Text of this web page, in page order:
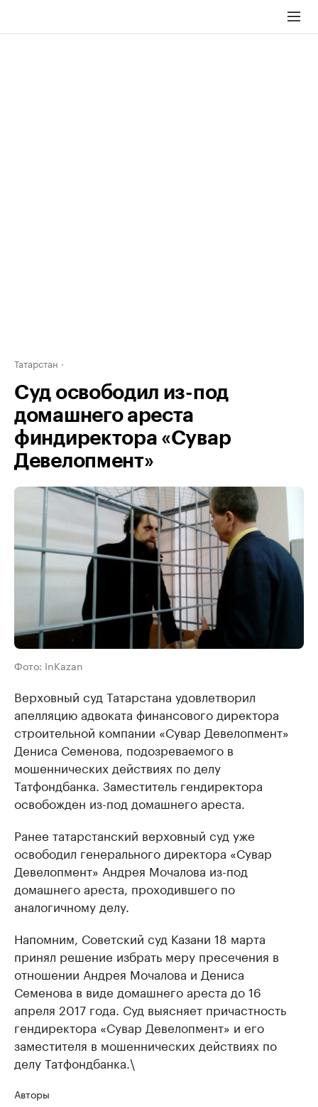
Татарстан
Суд освободил из-под
домашнего ареста
финдиректора «Сувар
Девелопмент»
Фото: InKazan
Верховный суд Татарстана удовлетворил
апелляцию адвоката финансового директора
строительной компании «Сувар Девелопмент»
Дениса Семенова, подозреваемого в
мошеннических действиях по делу
Татфондбанка. Заместитель гендиректора
освобожден из-под домашнего ареста.
Ранее татарстанский верховный суд уже
освободил генерального директора «Сувар
Девелопмент» Андрея Мочалова из-под
домашнего ареста, проходившего по
аналогичному делу.
Напомним, Советский суд Казани 18 марта
принял решение избрать меру пресечения в
отношении Андрея Мочалова и Дениса
Семенова в виде домашнего ареста до 16
апреля 2017 года. ​Суд выясняет причастность
гендиректора «​Сувар Девелопмент» и его
заместителя в мошеннических действиях по
делу Татфондбанка.\
Авторы